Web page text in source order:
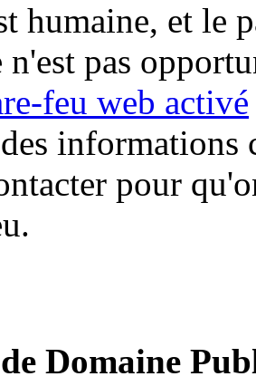
humaine, et le
n'est pas
feu web activé
informations
pour
Domaine